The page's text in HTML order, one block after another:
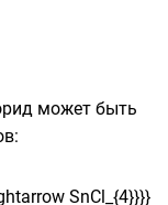
может быть